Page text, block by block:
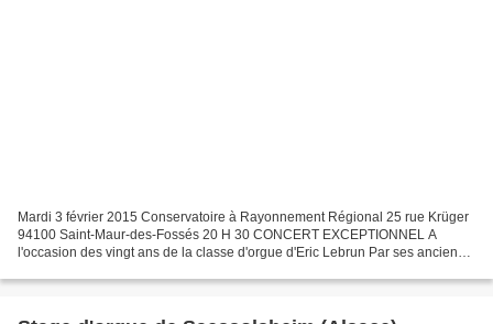
Mardi 3 février 2015 Conservatoire à Rayonnement Régional 25 rue Krüger
94100 Saint-Maur-des-Fossés 20 H 30 CONCERT EXCEPTIONNEL A
l'occasion des vingt ans de la classe d'orgue d'Eric Lebrun Par ses anciens